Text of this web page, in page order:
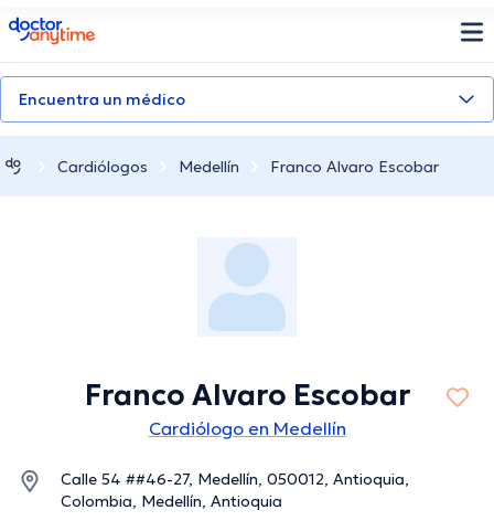
doctoranytime
Encuentra un médico
Cardiólogos Medellín Franco Alvaro Escobar
Franco Alvaro Escobar
Cardiólogo en Medellín
Calle 54 ##46-27, Medellín, 050012, Antioquia,
Colombia, Medellín, Antioquia